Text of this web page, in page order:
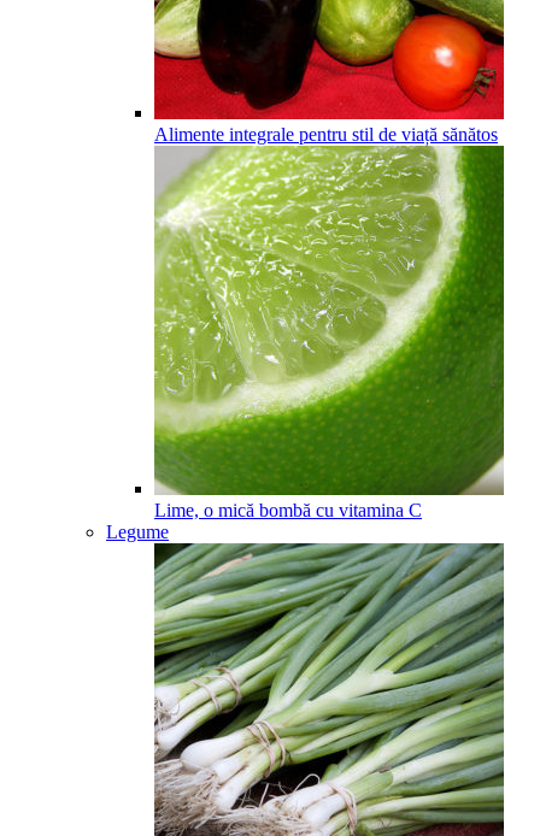
Alimente integrale pentru stil de viață sănătos
Lime, o mică bombă cu vitamina C
Legume